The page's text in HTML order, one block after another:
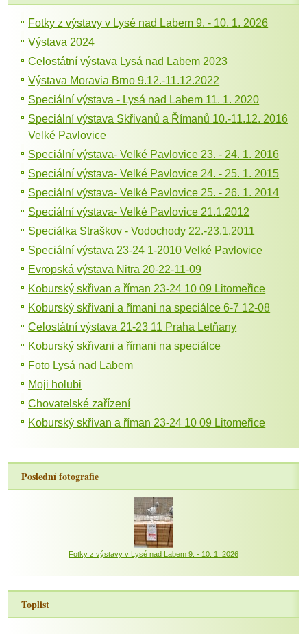
Fotky z výstavy v Lysé nad Labem 9. - 10. 1. 2026
Výstava 2024
Celostátní výstava Lysá nad Labem 2023
Výstava Moravia Brno 9.12.-11.12.2022
Speciální výstava - Lysá nad Labem 11. 1. 2020
Speciální výstava Skřivanů a Římanů 10.-11.12. 2016
Velké Pavlovice
Speciální výstava- Velké Pavlovice 23. - 24. 1. 2016
Speciální výstava- Velké Pavlovice 24. - 25. 1. 2015
Speciální výstava- Velké Pavlovice 25. - 26. 1. 2014
Speciální výstava- Velké Pavlovice 21.1.2012
Speciálka Straškov - Vodochody 22.-23.1.2011
Speciální výstava 23-24 1-2010 Velké Pavlovice
Evropská výstava Nitra 20-22-11-09
Koburský skřivan a říman 23-24 10 09 Litomeřice
Koburský skřivani a římani na speciálce 6-7 12-08
Celostátní výstava 21-23 11 Praha Letňany
Koburský skřivani a římani na speciálce
Foto Lysá nad Labem
Moji holubi
Chovatelské zařízení
Koburský skřivan a říman 23-24 10 09 Litomeřice
Poslední fotografie
Fotky z výstavy v Lysé nad Labem 9. - 10. 1. 2026
Toplist